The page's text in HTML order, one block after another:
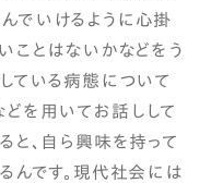
でいけるように心掛
ことはないかなどをう
ている病態について
を用いてお話しして
と、自ら興味を持って
んです。現代社会には